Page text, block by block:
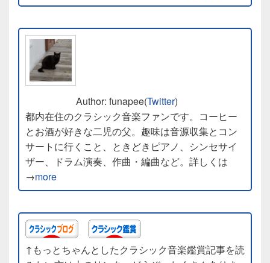
Author: funapee(Twitter)
都内在住のクラシック音楽ファンです。コーヒー
とお酒が好きな二児の父。趣味は音源収集とコン
サートに行くこと、ときどきピアノ、シンセサイ
ザー、ドラム演奏、作曲・編曲など。詳しくは
→more
↑もっとちゃんとしたクラシック音楽鑑賞記事を読